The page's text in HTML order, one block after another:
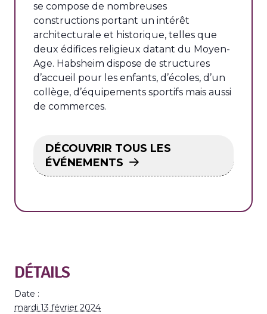
se compose de nombreuses
constructions portant un intérêt
architecturale et historique, telles que
deux édifices religieux datant du Moyen-
Age. Habsheim dispose de structures
d’accueil pour les enfants, d’écoles, d’un
collège, d’équipements sportifs mais aussi
de commerces.
DÉCOUVRIR TOUS LES
ÉVÉNEMENTS
DÉTAILS
Date :
mardi 13 février 2024